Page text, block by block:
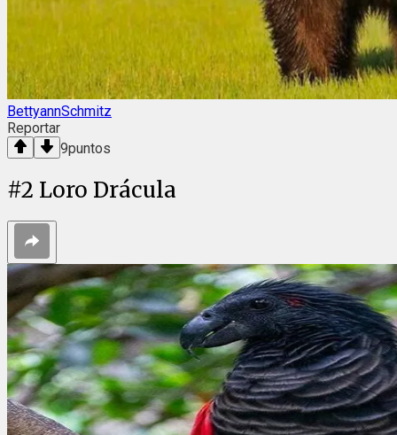
BettyannSchmitz
Reportar
9puntos
#2 Loro Drácula